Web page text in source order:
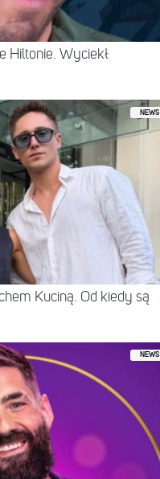
Hiltonie. Wyciekł
NEWS
Kuciną. Od kiedy są
NEWS